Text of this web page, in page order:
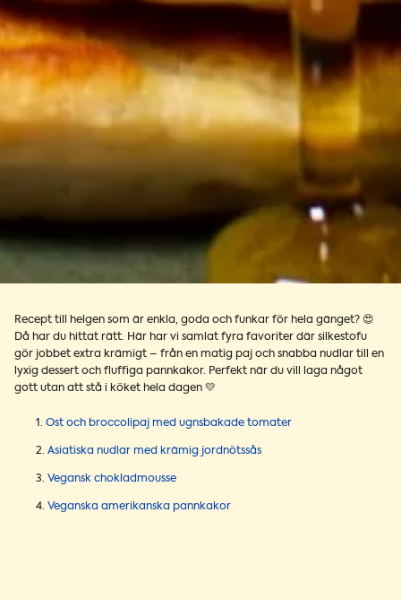
Recept till helgen som är enkla, goda och funkar för hela gänget? 😍
Då har du hittat rätt. Här har vi samlat fyra favoriter där silkestofu
gör jobbet extra krämigt – från en matig paj och snabba nudlar till en
lyxig dessert och fluffiga pannkakor. Perfekt när du vill laga något
gott utan att stå i köket hela dagen 💛
Ost och broccolipaj med ugnsbakade tomater
Asiatiska nudlar med krämig jordnötssås
Vegansk chokladmousse
Veganska amerikanska pannkakor